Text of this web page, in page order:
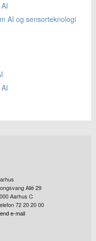
AI og sensorteknologi
Allé 29
Aarhus C
72 20 20 00
e-mail